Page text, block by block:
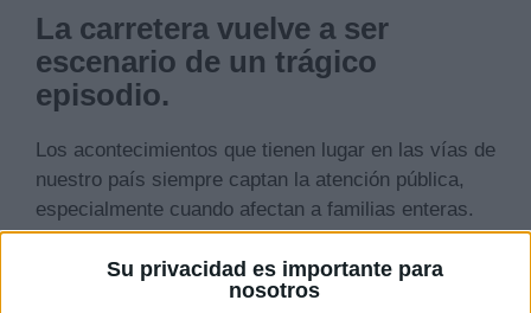
Su privacidad es importante para
nosotros
La carretera vuelve a ser
escenario de un trágico
episodio.
Los acontecimientos que tienen lugar en las vías de
nuestro país siempre captan la atención pública,
especialmente cuando afectan a familias enteras.
Los accidentes de tráfico son una de las grandes
preocupaciones de la sociedad, ya que reflejan la
vulnerabilidad de todos los conductores y